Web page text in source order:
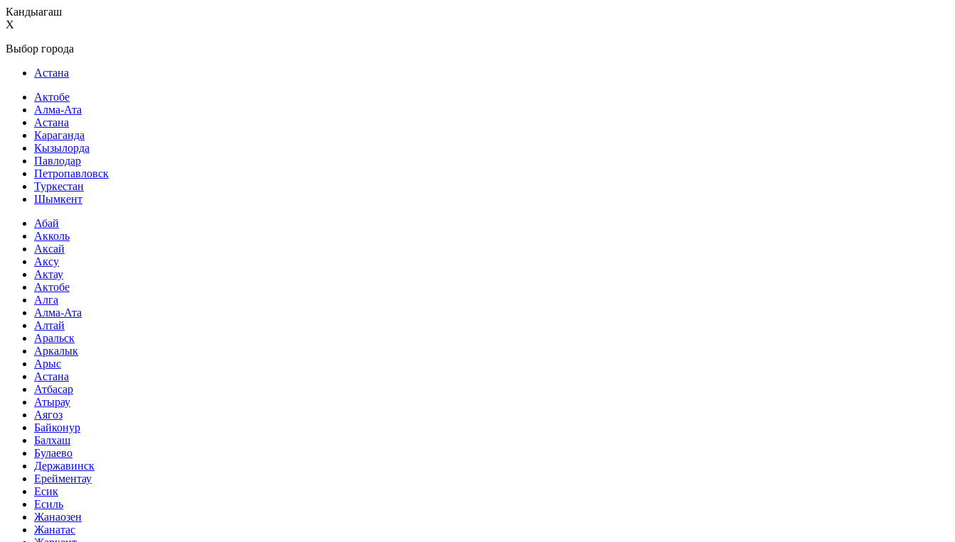
Кандыагаш
X
Выбор города
Астана
Актобе
Алма-Ата
Астана
Караганда
Кызылорда
Павлодар
Петропавловск
Туркестан
Шымкент
Абай
Акколь
Аксай
Аксу
Актау
Актобе
Алга
Алма-Ата
Алтай
Аральск
Аркалык
Арыс
Астана
Атбасар
Атырау
Аягоз
Байконур
Балхаш
Булаево
Державинск
Ерейментау
Есик
Есиль
Жанаозен
Жанатас